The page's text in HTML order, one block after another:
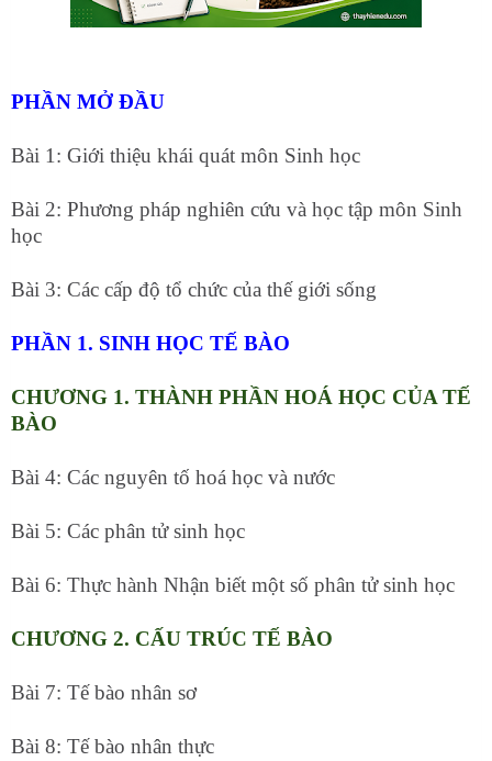
PHẦN MỞ ĐẦU
Bài 1: Giới thiệu khái quát môn Sinh học
Bài 2: Phương pháp nghiên cứu và học tập môn Sinh
học
Bài 3: Các cấp độ tổ chức của thế giới sống
PHẦN 1. SINH HỌC TẾ BÀO
CHƯƠNG 1. THÀNH PHẦN HOÁ HỌC CỦA TẾ
BÀO
Bài 4: Các nguyên tố hoá học và nước
Bài 5: Các phân tử sinh học
Bài 6: Thực hành Nhận biết một số phân tử sinh học
CHƯƠNG 2. CẤU TRÚC TẾ BÀO
Bài 7: Tế bào nhân sơ
Bài 8: Tế bào nhân thực